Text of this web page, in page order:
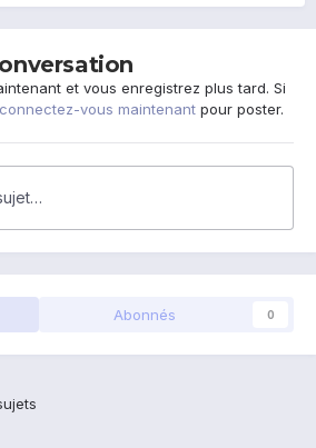
et vous enregistrez plus tard. Si
connectez-vous maintenant pour poster.
Abonnés 0